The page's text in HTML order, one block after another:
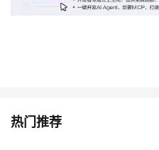
热门推荐